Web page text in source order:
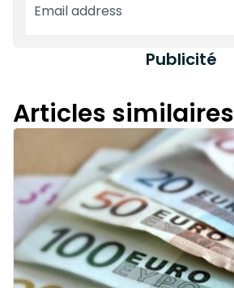
Publicité
Articles similaires